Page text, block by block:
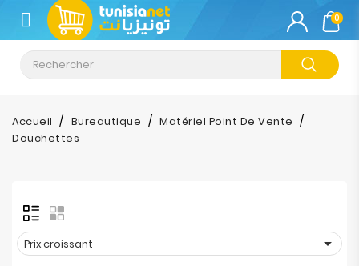
CATÉGORIE
Climatisation
Informatique
Impression
0
Accueil Bureautique
Matériel Point De Vente
Douchettes
Prix croissant 